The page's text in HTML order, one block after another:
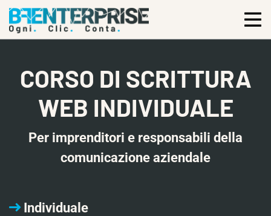
CORSO DI SCRITTURA
WEB INDIVIDUALE
Per imprenditori e responsabili della
comunicazione aziendale
Individuale